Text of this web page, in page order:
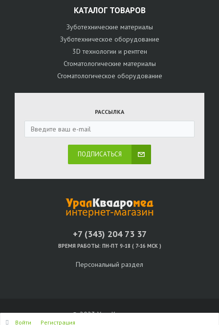
КАТАЛОГ ТОВАРОВ
Зуботехнические материалы
Зуботехническое оборудование
3D технологии и рентген
Стоматологические материалы
Стоматологическое оборудование
РАССЫЛКА
ПОДПИСАТЬСЯ
+7 (343) 204 73 37
ВРЕМЯ РАБОТЫ: ПН-ПТ 9-18 ( 7-16 МСК )
Персональный раздел
© 2023 УралКвадромед
Войти Регистрация